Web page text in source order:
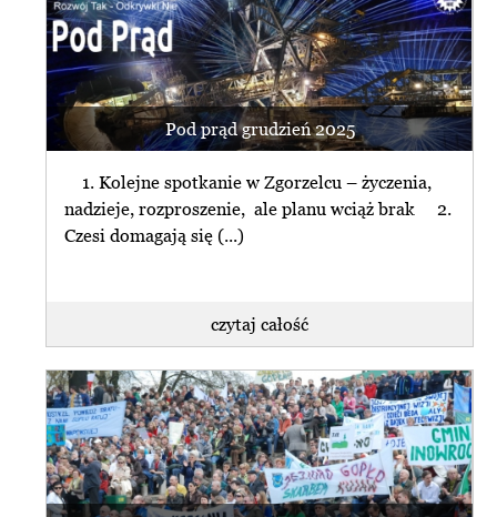
Pod prąd grudzień 2025
1. Kolejne spotkanie w Zgorzelcu – życzenia,
nadzieje, rozproszenie, ale planu wciąż brak 2.
Czesi domagają się (...)
czytaj całość